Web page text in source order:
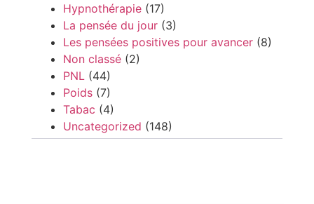
Hypnothérapie (17)
La pensée du jour (3)
Les pensées positives pour avancer (8)
Non classé (2)
PNL (44)
Poids (7)
Tabac (4)
Uncategorized (148)